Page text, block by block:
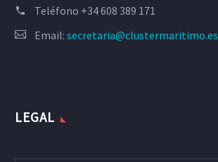
Teléfono +34 608 389 171
Email: secretaria@clustermaritimo.es
LEGAL